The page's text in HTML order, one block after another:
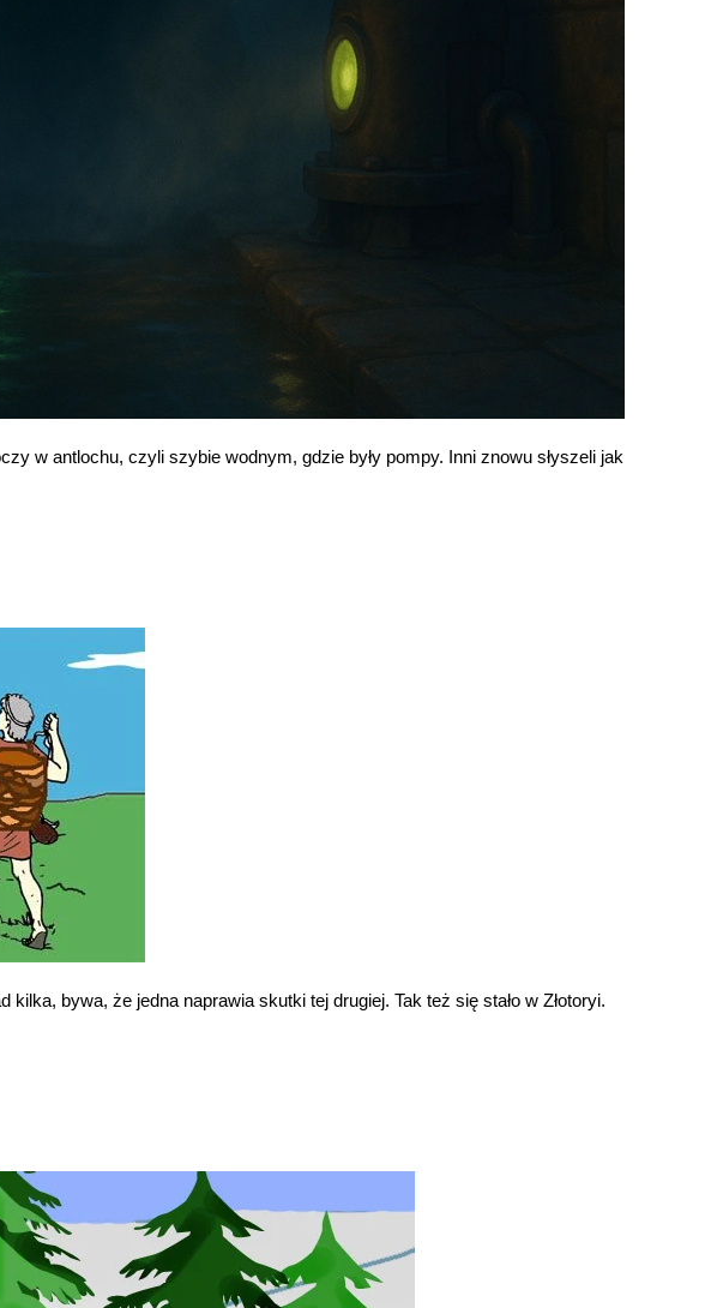
w antlochu, czyli szybie wodnym, gdzie były pompy. Inni znowu słyszeli jak
bywa, że jedna naprawia skutki tej drugiej. Tak też się stało w Złotoryi.